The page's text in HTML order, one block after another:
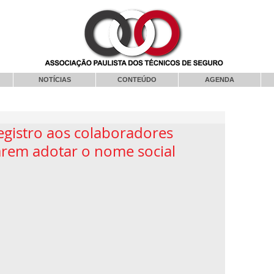
NOTÍCIAS CONTEÚDO AGENDA
aos colaboradores
adotar o nome social